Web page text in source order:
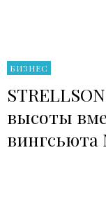
БИЗНЕС
высоты
вингсьюта